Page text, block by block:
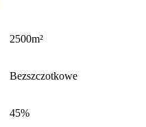
2500m²
Bezszczotkowe
45%